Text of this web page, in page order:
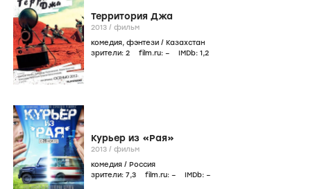
Территория Джа
2013 / фильм
комедия, фэнтези / Казахстан
зрители: 2 film.ru: – IMDb: 1,2
Курьер из «Рая»
2013 / фильм
комедия / Россия
зрители: 7,3 film.ru: – IMDb: –